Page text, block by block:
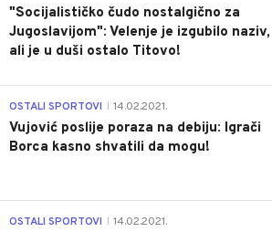
"Socijalističko čudo nostalgično za
Jugoslavijom": Velenje je izgubilo naziv,
ali je u duši ostalo Titovo!
OSTALI SPORTOVI 14.02.2021.
Vujović poslije poraza na debiju: Igrači
Borca kasno shvatili da mogu!
OSTALI SPORTOVI 14.02.2021.